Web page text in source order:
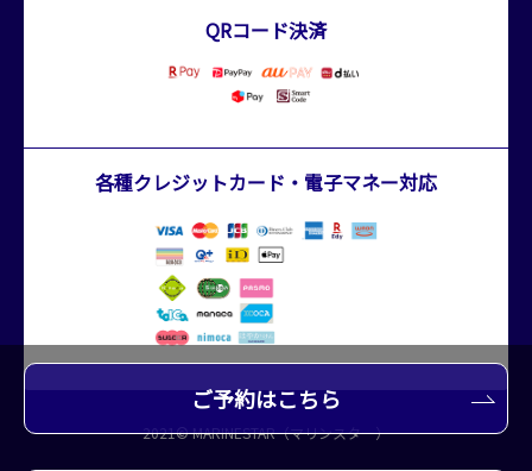
QRコード決済
各種クレジットカード・電子マネー対応
2021© MARINESTAR（マリンスター）
ご予約はこちら